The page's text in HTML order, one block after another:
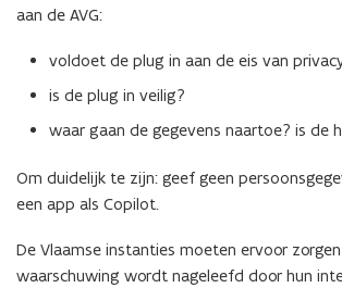
aan de AVG:
voldoet de plug in aan de eis van
is de plug in veilig?
waar gaan de gegevens naartoe? is de
Om duidelijk te zijn: geef geen
een app als Copilot.
De Vlaamse instanties moeten ervoor
waarschuwing wordt nageleefd door hun